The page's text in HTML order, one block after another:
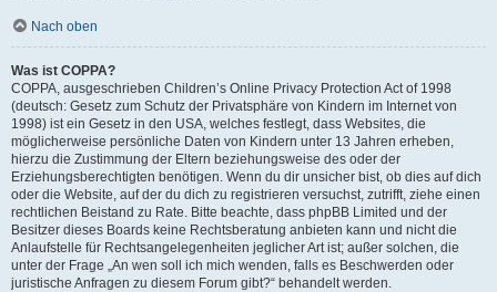
Nach oben
Was ist COPPA?
COPPA, ausgeschrieben Children’s Online Privacy Protection Act of 1998
(deutsch: Gesetz zum Schutz der Privatsphäre von Kindern im Internet von
1998) ist ein Gesetz in den USA, welches festlegt, dass Websites, die
möglicherweise persönliche Daten von Kindern unter 13 Jahren erheben,
hierzu die Zustimmung der Eltern beziehungsweise des oder der
Erziehungsberechtigten benötigen. Wenn du dir unsicher bist, ob dies auf dich
oder die Website, auf der du dich zu registrieren versuchst, zutrifft, ziehe einen
rechtlichen Beistand zu Rate. Bitte beachte, dass phpBB Limited und der
Besitzer dieses Boards keine Rechtsberatung anbieten kann und nicht die
Anlaufstelle für Rechtsangelegenheiten jeglicher Art ist; außer solchen, die
unter der Frage „An wen soll ich mich wenden, falls es Beschwerden oder
juristische Anfragen zu diesem Forum gibt?“ behandelt werden.